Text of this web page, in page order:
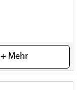
(0)
+ Mehr